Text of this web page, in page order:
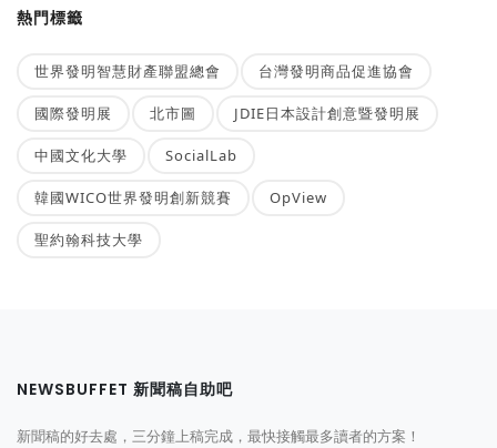
熱門標籤
世界發明智慧財產聯盟總會 台灣發明商品促進協會
國際發明展 北市圖 JDIE日本設計創意暨發明展
中國文化大學 SocialLab
韓國WICO世界發明創新競賽 OpView
聖約翰科技大學
NEWSBUFFET 新聞稿自助吧
新聞稿的好去處，三分鐘上稿完成，最快接觸最多讀者的方案！